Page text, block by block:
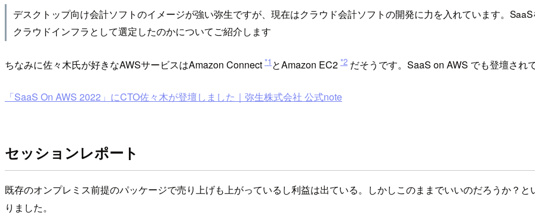
デスクトップ向け会計ソフトのイメージが強い弥生ですが、現在はクラウド会計ソフトの開発に力を入れています。
クラウドインフラとして選定したのかについてご紹介します
ちなみに佐々木氏が好きなAWSサービスはAmazon Connect *1 とAmazon EC2 *2 だそうです。SaaS on AWS でも登壇され
「SaaS On AWS 2022」にCTO佐々木が登壇しました｜弥生株式会社 公式note
セッションレポート
既存のオンプレミス前提のパッケージで売り上げも上がっているし利益は出ている。しかしこのままでいいのだろうか？
りました。